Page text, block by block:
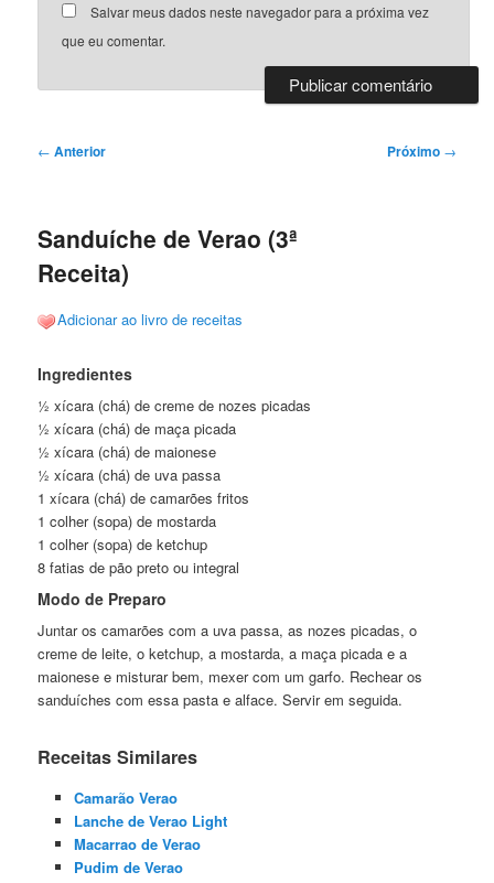
Salvar meus dados neste navegador para a próxima vez
que eu comentar.
Navegação
← Anterior Próximo →
Sanduíche de Verao (3ª
Receita)
Adicionar ao livro de receitas
Ingredientes
½ xícara (chá) de creme de nozes picadas
½ xícara (chá) de maça picada
½ xícara (chá) de maionese
½ xícara (chá) de uva passa
1 xícara (chá) de camarões fritos
1 colher (sopa) de mostarda
1 colher (sopa) de ketchup
8 fatias de pão preto ou integral
Modo de Preparo
Juntar os camarões com a uva passa, as nozes picadas, o
creme de leite, o ketchup, a mostarda, a maça picada e a
maionese e misturar bem, mexer com um garfo. Rechear os
sanduíches com essa pasta e alface. Servir em seguida.
Receitas Similares
Camarão Verao
Lanche de Verao Light
Macarrao de Verao
Pudim de Verao